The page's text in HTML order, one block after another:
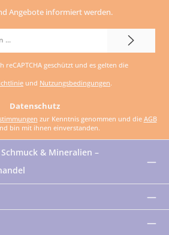
Angebote informiert werden.
reCAPTCHA geschützt und es gelten die
und Nutzungsbedingungen.
Datenschutz
zur Kenntnis genommen und die AGB
bin mit ihnen einverstanden.
& Mineralien –